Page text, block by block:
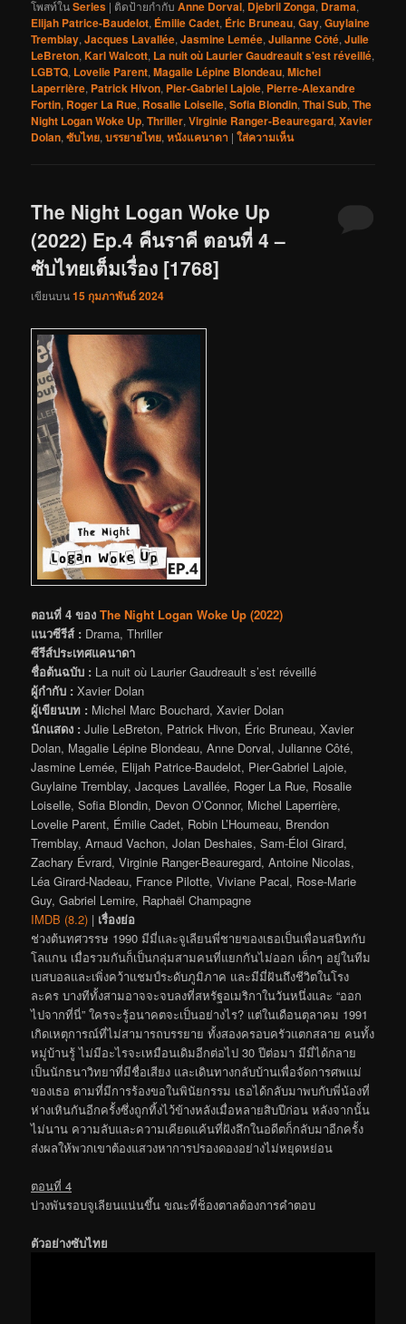
โพสท์ในSeries | ติดป้ายกำกับ Anne Dorval, Djebril Zonga, Drama,
Elijah Patrice-Baudelot, Émilie Cadet, Éric Bruneau,Gay,Guylaine
Tremblay,Jacques Lavallée,Jasmine Lemée,Julianne Côté,Julie
LeBreton,Karl Walcott, La nuit où Laurier Gaudreault s'est réveillé,
LGBTQ, Lovelie Parent,Magalie Lépine Blondeau,Michel
Laperrière, Patrick Hivon, Pier-Gabriel Lajoie, Pierre-Alexandre
Fortin, Roger La Rue, Rosalie Loiselle,Sofia Blondin,Thai Sub,The
Night Logan Woke Up,Thriller,Virginie Ranger-Beauregard,Xavier
Dolan,ซับไทย,บรรยายไทย,หนังแคนาดา |ใส่ความเห็น
The Night Logan Woke Up
(2022) Ep.4 คืนราคี ตอนที่ 4 –
ซับไทยเต็มเรื่อง [1768]
เขียนบน15 กุมภาพันธ์ 2024
ตอนที่ 4 ของ The Night Logan Woke Up (2022)
แนวซีรีส์ : Drama, Thriller
ซีรีส์ประเทศแคนาดา
ชื่อต้นฉบับ : La nuit où Laurier Gaudreault s’est réveillé
ผู้กำกับ : Xavier Dolan
ผู้เขียนบท : Michel Marc Bouchard, Xavier Dolan
นักแสดง : Julie LeBreton, Patrick Hivon, Éric Bruneau, Xavier
Dolan, Magalie Lépine Blondeau, Anne Dorval, Julianne Côté,
Jasmine Lemée, Elijah Patrice-Baudelot, Pier-Gabriel Lajoie,
Guylaine Tremblay, Jacques Lavallée, Roger La Rue, Rosalie
Loiselle, Sofia Blondin, Devon O’Connor, Michel Laperrière,
Lovelie Parent, Émilie Cadet, Robin L’Houmeau, Brendon
Tremblay, Arnaud Vachon, Jolan Deshaies, Sam-Éloi Girard,
Zachary Évrard, Virginie Ranger-Beauregard, Antoine Nicolas,
Léa Girard-Nadeau, France Pilotte, Viviane Pacal, Rose-Marie
Guy, Gabriel Lemire, Raphaël Champagne
IMDB (8.2) | เรื่องย่อ
ช่วงต้นทศวรรษ 1990 มีมี่และจูเลียนพี่ชายของเธอเป็นเพื่อนสนิทกับ
โลแกน เมื่อรวมกันก็เป็นกลุ่มสามคนที่แยกกันไม่ออก เด็กๆ อยู่ในทีม
เบสบอลและเพิ่งคว้าแชมป์ระดับภูมิภาค และมีมี่ฝันถึงชีวิตในโรง
ละคร บางทีทั้งสามอาจจะจบลงที่สหรัฐอเมริกาในวันหนึ่งและ “ออก
ไปจากที่นี่” ใครจะรู้อนาคตจะเป็นอย่างไร? แต่ในเดือนตุลาคม 1991
เกิดเหตุการณ์ที่ไม่สามารถบรรยาย ทั้งสองครอบครัวแตกสลาย คนทั้ง
หมู่บ้านรู้ ไม่มีอะไรจะเหมือนเดิมอีกต่อไป 30 ปีต่อมา มีมี่ได้กลาย
เป็นนักธนาวิทยาที่มีชื่อเสียง และเดินทางกลับบ้านเพื่อจัดการศพแม่
ของเธอ ตามที่มีการร้องขอในพินัยกรรม เธอได้กลับมาพบกับพี่น้องที่
ห่างเหินกันอีกครั้งซึ่งถูกทิ้งไว้ข้างหลังเมื่อหลายสิบปีก่อน หลังจากนั้น
ไม่นาน ความลับและความเคียดแค้นที่ฝังลึกในอดีตก็กลับมาอีกครั้ง
ส่งผลให้พวกเขาต้องแสวงหาการปรองดองอย่างไม่หยุดหย่อน
ตอนที่ 4
บ่วงพันรอบจูเลียนแน่นขึ้น ขณะที่ช็องตาลต้องการคำตอบ
ตัวอย่างซับไทย